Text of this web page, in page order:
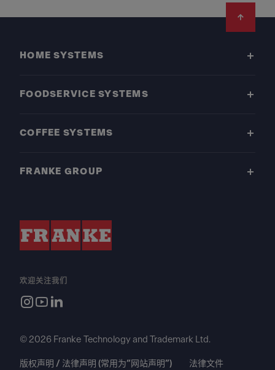
HOME SYSTEMS
FOODSERVICE SYSTEMS
COFFEE SYSTEMS
FRANKE GROUP
欢迎关注我们
© 2026 Franke Technology and Trademark Ltd.
版权声明 / 法律声明 (常用为“网站声明”) 法律文件